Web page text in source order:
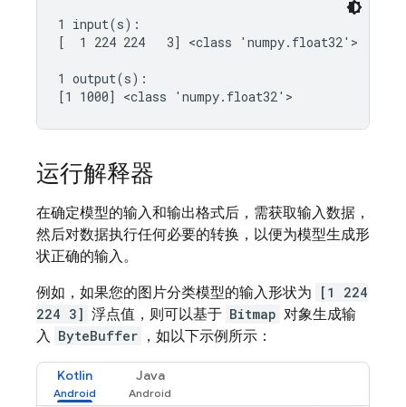
1 input(s):
[  1 224 224   3] <class 'numpy.float32'>
1 output(s):
运行解释器
在确定模型的输入和输出格式后，需获取输入数据，
然后对数据执行任何必要的转换，以便为模型生成形
状正确的输入。
例如，如果您的图片分类模型的输入形状为
[1 224
224 3] 浮点值，则可以基于 Bitmap 对象生成输
入 ByteBuffer ，如以下示例所示：
Kotlin Java